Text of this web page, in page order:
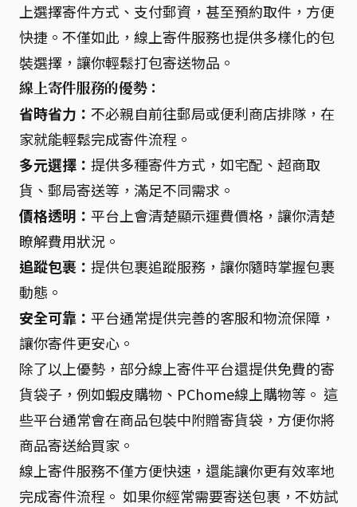
上選擇寄件方式、支付郵資，甚至預約取件，方便
快捷。不僅如此，線上寄件服務也提供多樣化的包
裝選擇，讓你輕鬆打包寄送物品。
線上寄件服務的優勢：
省時省力： 不必親自前往郵局或便利商店排隊，在
家就能輕鬆完成寄件流程。
多元選擇： 提供多種寄件方式，如宅配、超商取
貨、郵局寄送等，滿足不同需求。
價格透明： 平台上會清楚顯示運費價格，讓你清楚
瞭解費用狀況。
追蹤包裹： 提供包裹追蹤服務，讓你隨時掌握包裹
動態。
安全可靠： 平台通常提供完善的客服和物流保障，
讓你寄件更安心。
除了以上優勢，部分線上寄件平台還提供免費的寄
貨袋子，例如蝦皮購物、PChome線上購物等。 這
些平台通常會在商品包裝中附贈寄貨袋，方便你將
商品寄送給買家。
線上寄件服務不僅方便快速，還能讓你更有效率地
完成寄件流程。 如果你經常需要寄送包裹，不妨試